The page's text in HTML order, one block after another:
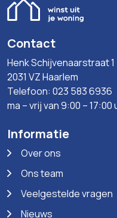
Contact
Henk Schijvenaarstraat 1
2031 VZ Haarlem
Telefoon: 023 583 6936
ma – vrij van 9:00 – 17:00
Informatie
Over ons
Ons team
Veelgestelde vragen
Nieuws